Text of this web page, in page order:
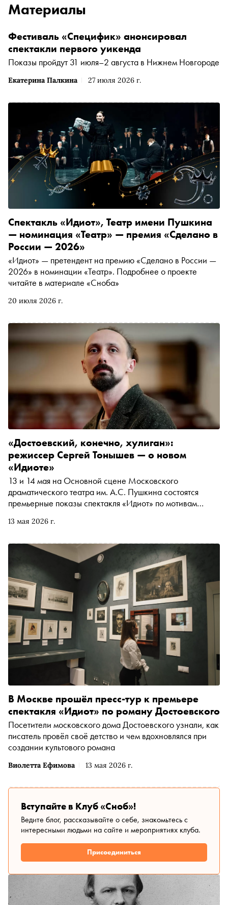
Материалы
Екатерина Палкина 27 июля 2026 г.
Фестиваль «Специфик» анонсировал
спектакли первого уикенда
Показы пройдут 31 июля–2 августа в Нижнем Новгороде
20 июля 2026 г.
Спектакль «Идиот», Театр имени Пушкина
— номинация «Театр» — премия «Сделано в
России — 2026»
«Идиот» — претендент на премию «Сделано в России —
2026» в номинации «Театр». Подробнее о проекте
читайте в материале «Сноба»
13 мая 2026 г.
«Достоевский, конечно, хулиган»:
режиссер Сергей Тонышев — о новом
«Идиоте»
13 и 14 мая на Основной сцене Московского
драматического театра им. А.С. Пушкина состоятся
премьерные показы спектакля «Идиот» по мотивам
ставит не иллюстрацию к классике, а разговор о мире, в
становится испытанием, а встреча с ближним может
оказаться почти невыносимой. «Сноб» поговорил с ним
о Достоевском-хулигане, Мышкине как человеке с
большой душой, сценической пластике и о том, почему
говорить о сложном сегодня нужно понятным языком
Виолетта Ефимова 13 мая 2026 г.
В Москве прошёл пресс-тур к премьере
спектакля «Идиот» по роману Достоевского
Посетители московского дома Достоевского узнали, как
писатель провёл своё детство и чем вдохновлялся при
создании культового романа
Вступайте в Клуб «Сноб»!
Ведите блог, рассказывайте о себе, знакомьтесь с
интересными людьми на сайте и мероприятиях клуба.
Присоединиться